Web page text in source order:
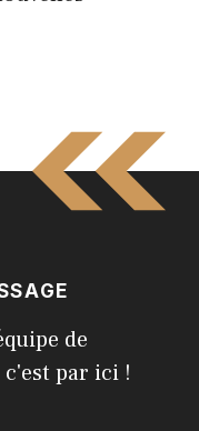
de
c'est par ici !